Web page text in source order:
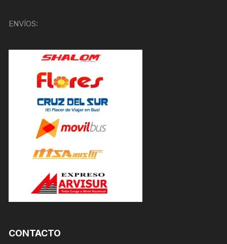
ENVÍOS:
CONTACTO